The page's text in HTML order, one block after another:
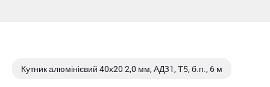
Кутник алюмінієвий 40х20 2,0 мм, АД31, Т5, б.п., 6 м